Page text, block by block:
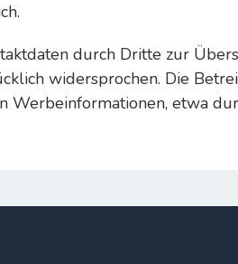
durch Dritte zur
widersprochen. Die
etwa